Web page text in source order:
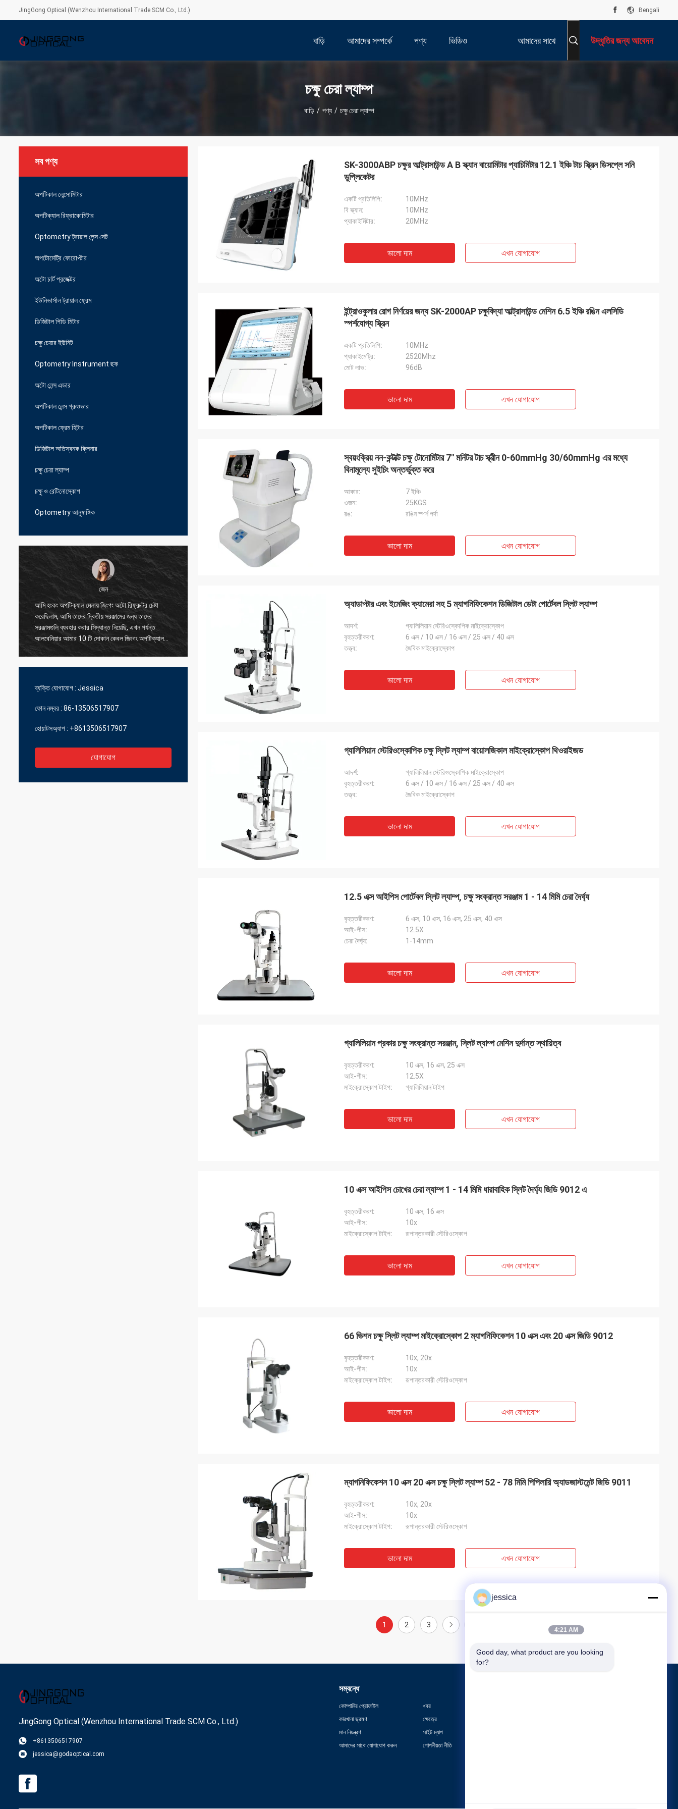
JingGong Optical (Wenzhou International Trade SCM Co., Ltd.) Bengali
বাড়ি আমাদের সম্পর্কে পণ্য ভিডিও আমাদের সাথে উদ্ধৃতির জন্য আবেদন
চক্ষু চেরা ল্যাম্প
বাড়ি / পণ্য / চক্ষু চেরা ল্যাম্প
সব পণ্য
অপটিকাল লেন্সোমিটার
অপটিক্যাল রিফ্রাকোমিটার
Optometry ট্রায়াল লেন্স সেট
অপটোমেট্রি ফোরোপ্টার
অটো চার্ট প্রজেক্টর
ইউনিভার্সাল ট্রায়াল ফ্রেম
ডিজিটাল পিডি মিটার
চক্ষু চেয়ার ইউনিট
Optometry Instrument ছক
অটো লেন্স এডার
অপটিকাল লেন্স গ্রুওভার
অপটিকাল ফ্রেম হিটার
ডিজিটাল অতিস্বনক ক্লিনার
চক্ষু চেরা ল্যাম্প
চক্ষু ও রেটিনোস্কোপ
Optometry আনুষাঙ্গিক
জেন
আমি হংকং অপটিক্যাল মেলায় জিংগং অটো রিফ্রাক্টর চেষ্টা
করেছিলাম, আমি তাদের দ্বিতীয় সরঞ্জামের জন্য তাদের
সরঞ্জামগুলি ব্যবহার করার সিদ্ধান্ত নিয়েছি, এখন পর্যন্ত
আলবেনিয়ার আমার 10 টি দোকান কেবল জিংগং অপটিক্যাল
ব্যবহার করছে, এমনকি ছোট অংশের জন্য তারা আমাকে
আমি আমাদের অপটিক্যাল যন্ত্র ব্যবসায়ের জন্য 10 টিরও বেশি
সরবরাহকারী চেষ্টা করেছি কিন্তু জিংগং সেরা, তারা আমাদের
সমস্যাগুলি সমাধানের জন্য প্রকৃত পেশাদার উত্তর সরবরাহ
করতে পারে, প্রস্তাবিত সরবরাহকারী!
মিলানোর মিডোতে জিংগং অপটিকাল দলের সাথে দেখা করার
সৌভাগ্য, এখন আমরা যে সমস্ত আইটেম বিক্রি করছি সেগুলি
তাদের কাছ থেকে আমদানি করা হয়, দুর্দান্ত দল এবং কাজ।
ব্যক্তি যোগাযোগ : Jessica
ফোন নম্বর : 86-13506517907
হোয়াটসঅ্যাপ : +8613506517907
যোগাযোগ
SK-3000ABP চক্ষুর আল্ট্রাসাউন্ড A B স্ক্যান বায়োমিটার প্যাচিমিটার 12.1 ইঞ্চি টাচ স্ক্রিন ডিসপ্লে সনি
ডুপ্লিকেটর
একটি প্রতিলিপি:
10MHz
বি স্ক্যান:
10MHz
প্যাকাইমিটার:
20MHz
ভালো দাম এখন যোগাযোগ
ইন্ট্রাওকুলার রোগ নির্ণয়ের জন্য SK-2000AP চক্ষুবিদ্যা আল্ট্রাসাউন্ড মেশিন 6.5 ইঞ্চি রঙিন এলসিডি
স্পর্শযোগ্য স্ক্রিন
একটি প্রতিলিপি:
10MHz
প্যাকাইমেট্রি:
2520Mhz
মোট লাভ:
96dB
ভালো দাম এখন যোগাযোগ
স্বয়ংক্রিয় নন-কন্টাক্ট চক্ষু টোনোমিটার 7" মনিটর টাচ স্ক্রীন 0-60mmHg 30/60mmHg এর মধ্যে
বিনামূল্যে সুইচিং অন্তর্ভুক্ত করে
আকার:
7 ইঞ্চি
ওজন:
25KGS
রঙ:
রঙিন স্পর্শ পর্দা
ভালো দাম এখন যোগাযোগ
অ্যাডাপ্টার এবং ইমেজিং ক্যামেরা সহ 5 ম্যাগনিফিকেশন ডিজিটাল ডেটা পোর্টেবল স্লিট ল্যাম্প
আদর্শ:
গ্যালিলিয়ান স্টেরিওস্কোপিক মাইক্রোস্কোপ
বৃহত্তরীকরণ:
6 এক্স / 10 এক্স / 16 এক্স / 25 এক্স / 40 এক্স
তত্ত্ব:
জৈবিক মাইক্রোস্কোপ
ভালো দাম এখন যোগাযোগ
গ্যালিলিয়ান স্টেরিওস্কোপিক চক্ষু স্লিট ল্যাম্প বায়োলজিকাল মাইক্রোস্কোপ থিওরাইজড
আদর্শ:
গ্যালিলিয়ান স্টেরিওস্কোপিক মাইক্রোস্কোপ
বৃহত্তরীকরণ:
6 এক্স / 10 এক্স / 16 এক্স / 25 এক্স / 40 এক্স
তত্ত্ব:
জৈবিক মাইক্রোস্কোপ
ভালো দাম এখন যোগাযোগ
12.5 এক্স আইপিস পোর্টেবল স্লিট ল্যাম্প, চক্ষু সংক্রান্ত সরঞ্জাম 1 - 14 মিমি চেরা দৈর্ঘ্য
বৃহত্তরীকরণ:
6 এক্স, 10 এক্স, 16 এক্স, 25 এক্স, 40 এক্স
আই-পীস:
12.5X
চেরা দৈর্ঘ্য:
1-14mm
ভালো দাম এখন যোগাযোগ
গ্যালিলিয়ান প্রকার চক্ষু সংক্রান্ত সরঞ্জাম, স্লিট ল্যাম্প মেশিন দুর্দান্ত স্থায়িত্ব
বৃহত্তরীকরণ:
10 এক্স, 16 এক্স, 25 এক্স
আই-পীস:
12.5X
মাইক্রোস্কোপ টাইপ:
গ্যালিলিয়ান টাইপ
ভালো দাম এখন যোগাযোগ
10 এক্স আইপিস চোখের চেরা ল্যাম্প 1 - 14 মিমি ধারাবাহিক স্লিট দৈর্ঘ্য জিডি 9012 এ
বৃহত্তরীকরণ:
10 এক্স, 16 এক্স
আই-পীস:
10x
মাইক্রোস্কোপ টাইপ:
রূপান্তরকারী স্টেরিওস্কোপ
ভালো দাম এখন যোগাযোগ
66 ভিশন চক্ষু স্লিট ল্যাম্প মাইক্রোস্কোপ 2 ম্যাগনিফিকেশন 10 এক্স এবং 20 এক্স জিডি 9012
বৃহত্তরীকরণ:
10x, 20x
আই-পীস:
10x
মাইক্রোস্কোপ টাইপ:
রূপান্তরকারী স্টেরিওস্কোপ
ভালো দাম এখন যোগাযোগ
ম্যাগনিফিকেশন 10 এক্স 20 এক্স চক্ষু স্লিট ল্যাম্প 52 - 78 মিমি পিপিলারি অ্যাডজাস্টমেন্ট জিডি 9011
বৃহত্তরীকরণ:
10x, 20x
আই-পীস:
10x
মাইক্রোস্কোপ টাইপ:
রূপান্তরকারী স্টেরিওস্কোপ
ভালো দাম এখন যোগাযোগ
1 2 3
JingGong Optical (Wenzhou International Trade SCM Co., Ltd.)
+8613506517907
jessica@godaoptical.com
সম্বন্ধে
কোম্পানির প্রোফাইল
কারখানা ভ্রমণ
মান নিয়ন্ত্রণ
আমাদের সাথে যোগাযোগ করুন
খবর
ক্ষেত্রে
সাইট ম্যাপ
গোপনীয়তা নীতি
jessica
4:21 AM
Good day, what product are you looking
for?